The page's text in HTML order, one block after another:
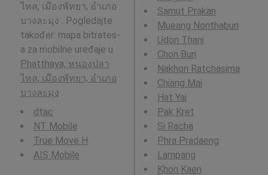
ไหล, เมืองพัทยา, อำเภอ
บางละมุง . Pogledajte
također: mapa bitrates-
a za mobilne uređaje u
Phatthaya, หนองปลา
ไหล, เมืองพัทยา, อำเภอ
บางละมุง
dtac
NT Mobile
True Move H
AIS Mobile
Samut Prakan
Mueang Nonthaburi
Udon Thani
Chon Buri
Nakhon Ratchasima
Chiang Mai
Hat Yai
Pak Kret
Si Racha
Phra Pradaeng
Lampang
Khon Kaen